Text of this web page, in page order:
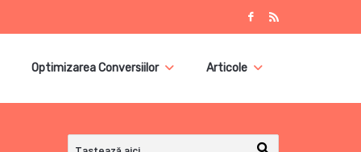
Optimizarea Conversiilor Articole